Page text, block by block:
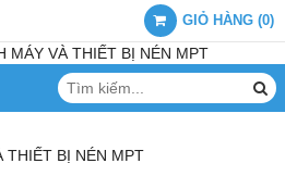
GIỎ HÀNG (0)
THIẾT BỊ NÉN MPT